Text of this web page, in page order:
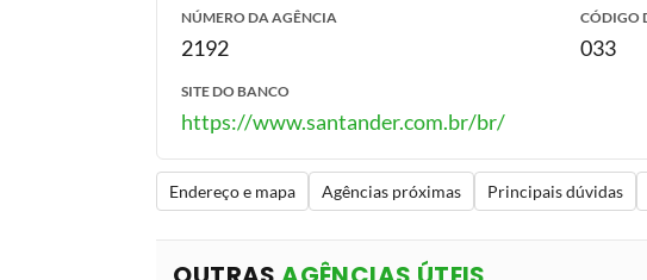
NÚMERO DA AGÊNCIA
2192
CÓDIGO
033
SITE DO BANCO
https://www.santander.com.br/br/
Endereço e mapa Agências próximas Principais dúvidas